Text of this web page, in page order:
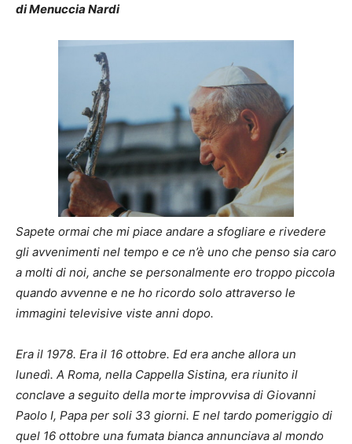
di Menuccia Nardi
Sapete ormai che mi piace andare a sfogliare e rivedere
gli avvenimenti nel tempo e ce n’è uno che penso sia caro
a molti di noi, anche se personalmente ero troppo piccola
quando avvenne e ne ho ricordo solo attraverso le
immagini televisive viste anni dopo.
Era il 1978. Era il 16 ottobre. Ed era anche allora un
lunedì. A Roma, nella Cappella Sistina, era riunito il
conclave a seguito della morte improvvisa di Giovanni
Paolo I, Papa per soli 33 giorni. E nel tardo pomeriggio di
quel 16 ottobre una fumata bianca annunciava al mondo